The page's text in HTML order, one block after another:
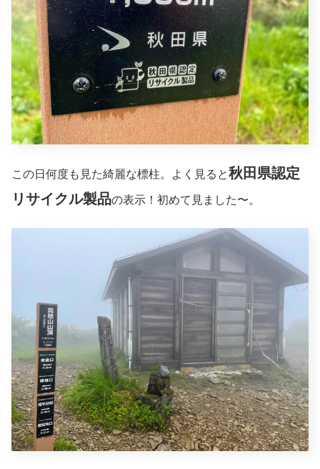
この日何度も見た綺麗な標柱。よく見ると秋田県認定
リサイクル製品の表示！初めて見ました〜。